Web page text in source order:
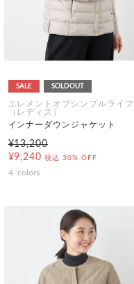
SALE SOLDOUT
エレメントオブシンプルライフ
（レディス）
インナーダウンジャケット
¥13,200
¥9,240 税込 30% OFF
4 colors